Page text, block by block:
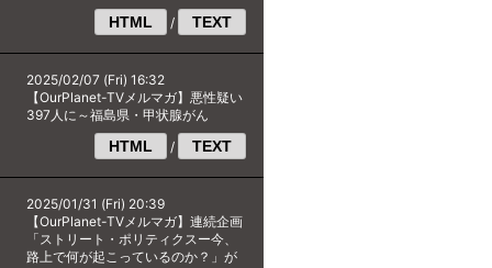
HTML / TEXT
2025/02/07 (Fri) 16:32
【OurPlanet-TVメルマガ】悪性疑い
397人に～福島県・甲状腺がん
HTML / TEXT
2025/01/31 (Fri) 20:39
【OurPlanet-TVメルマガ】連続企画
「ストリート・ポリティクスー今、
路上で何が起こっているのか？」が